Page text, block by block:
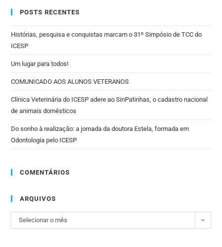
POSTS RECENTES
Histórias, pesquisa e conquistas marcam o 31º Simpósio de TCC do
ICESP
Um lugar para todos!
COMUNICADO AOS ALUNOS VETERANOS
Clínica Veterinária do ICESP adere ao SinPatinhas, o cadastro nacional
de animais domésticos
Do sonho à realização: a jornada da doutora Estela, formada em
Odontologia pelo ICESP
COMENTÁRIOS
ARQUIVOS
Selecionar o mês